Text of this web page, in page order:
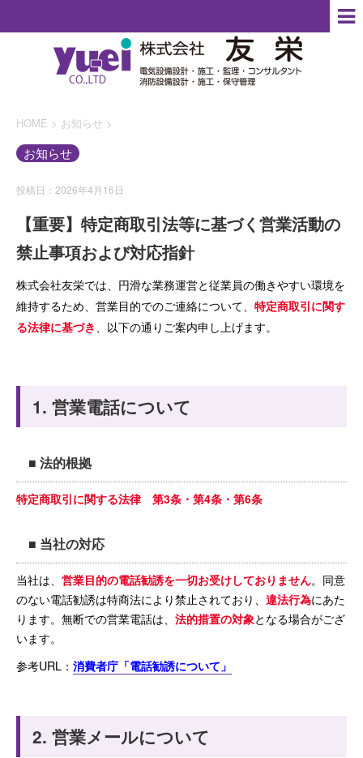
HOME > お知らせ >
お知らせ
投稿日：2026年4月16日
【重要】特定商取引法等に基づく営業活動の
禁止事項および対応指針
株式会社友栄では、円滑な業務運営と従業員の働きやすい環境を
維持するため、営業目的でのご連絡について、 特定商取引に関す
る法律に基づき、以下の通りご案内申し上げます。
1. 営業電話について
■ 法的根拠
特定商取引に関する法律 第3条・第4条・第6条
■ 当社の対応
当社は、 営業目的の電話勧誘を一切お受けしておりません。同意
のない電話勧誘は特商法により禁止されており、 違法行為にあた
ります。無断での営業電話は、 法的措置の対象となる場合がござ
います。
参考URL： 消費者庁「電話勧誘について」
2. 営業メールについて